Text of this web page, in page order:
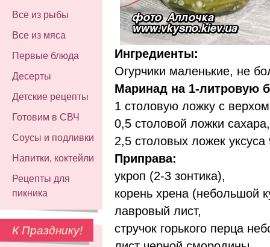
Все из рыбы
Все из мяса
Первые блюда
Десерты
Детские рецепты
Готовим в СВЧ
Соусы и подливки
Напитки, коктейли
Рецепты для
пикника
К Празднику!
Ингредиенты:
Огурчики маленькие, не
Маринад на 1-литровую
1 столовую ложку с
0,5 столовой ложки сахара,
2,5 столовых ложек уксуса
Приправа:
укроп (2-3 зонтика),
корень хрена (небольшой
лавровый лист,
стручок горького перца